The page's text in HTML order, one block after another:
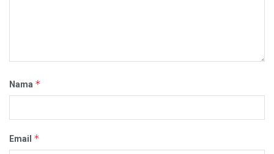
Nama *
Email *